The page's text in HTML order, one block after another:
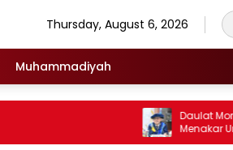
Thursday, August 6, 2026
Muhammadiyah
Daulat Moral
Menakar Urgensi
di Tengah